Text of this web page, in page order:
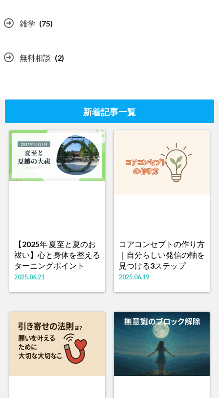
雑学 (75)
無料相談 (2)
新着記事一覧
【2025年 夏至と夏のお
祓い】心と身体を整える
ターニングポイント
2025.06.21
コアコンセプトの作り方
｜自分らしい発信の軸を
見つける3ステップ
2025.06.19